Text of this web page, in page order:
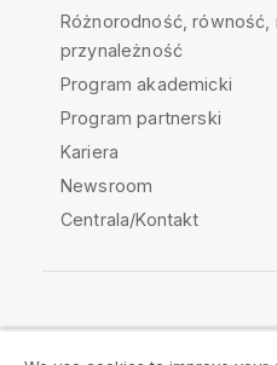
Różnorodność, równość,
przynależność
Program akademicki
Program partnerski
Kariera
Newsroom
Centrala/Kontakt